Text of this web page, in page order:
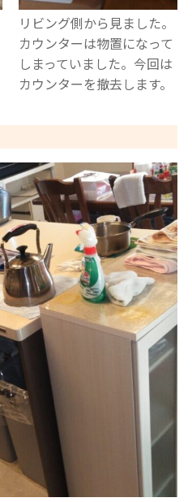
リビング側から見ました。
カウンターは物置になって
しまっていました。今回は
カウンターを撤去します。